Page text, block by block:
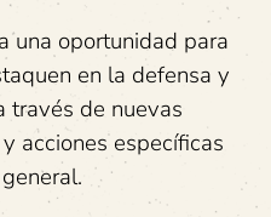
una oportunidad para
en la defensa y
través de nuevas
acciones específicas